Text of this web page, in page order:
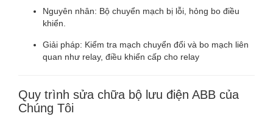
Nguyên nhân: Bộ chuyển mạch bị lỗi, hỏng bo điều
khiển.
Giải pháp: Kiểm tra mạch chuyển đổi và bo mạch liên
quan như relay, điều khiển cấp cho relay
Quy trình sửa chữa bộ lưu điện ABB của
Chúng Tôi